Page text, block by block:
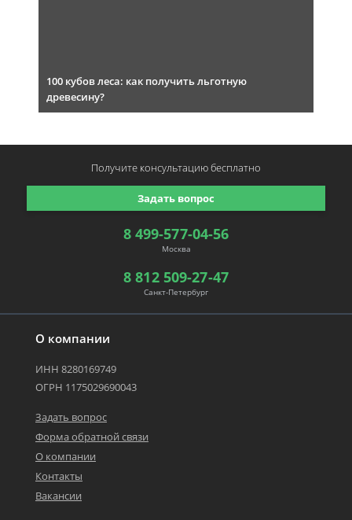
100 кубов леса: как получить льготную
древесину?
О компании
ИНН 8280169749
ОГРН 1175029690043
Задать вопрос
Форма обратной связи
О компании
Контакты
Вакансии
8 499-577-04-56
Москва
8 812 509-27-47
Санкт-Петербург
Задать вопрос
Получите консультациюбесплатно